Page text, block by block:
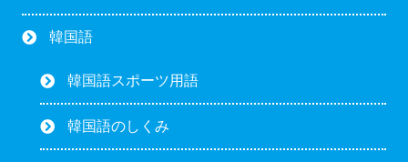
韓国語
韓国語スポーツ用語
韓国語のしくみ